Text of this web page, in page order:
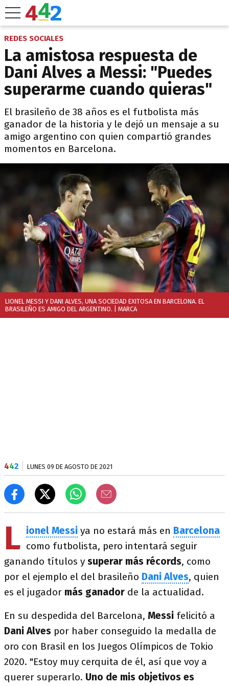
REDES SOCIALES
La amistosa respuesta de
Dani Alves a Messi: "Puedes
superarme cuando quieras"
El brasileño de 38 años es el futbolista más
ganador de la historia y le dejó un mensaje a su
amigo argentino con quien compartió grandes
momentos en Barcelona.
LIONEL MESSI Y DANI ALVES, UNA SOCIEDAD EXITOSA EN BARCELONA. EL
BRASILEÑO ES AMIGO DEL ARGENTINO.
| MARCA
442 LUNES 09 DE AGOSTO DE 2021
L ionel Messi ya no estará más en Barcelona
como futbolista, pero intentará seguir
ganando títulos y superar más récords, como
por el ejemplo el del brasileño Dani Alves, quien
es el jugador más ganador de la actualidad.
En su despedida del Barcelona, Messi felicitó a
Dani Alves por haber conseguido la medalla de
oro con Brasil en los Juegos Olímpicos de Tokio
2020. "Estoy muy cerquita de él, así que voy a
querer superarlo. Uno de mis objetivos es